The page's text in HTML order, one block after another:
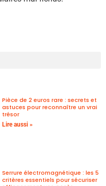
Pièce de 2 euros rare : secrets et
astuces pour reconnaître un vrai
trésor
Lire aussi »
Serrure électromagnétique : les 5
critères essentiels pour sécuriser